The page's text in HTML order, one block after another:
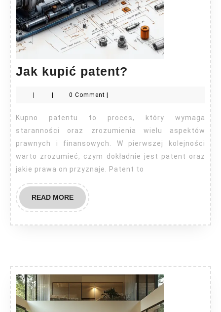
Jak kupić patent?
0 Comment
Kupno patentu to proces, który wymaga
staranności oraz zrozumienia wielu aspektów
prawnych i finansowych. W pierwszej kolejności
warto zrozumieć, czym dokładnie jest patent oraz
jakie prawa on przyznaje. Patent to
READ MOREREAD
MORE